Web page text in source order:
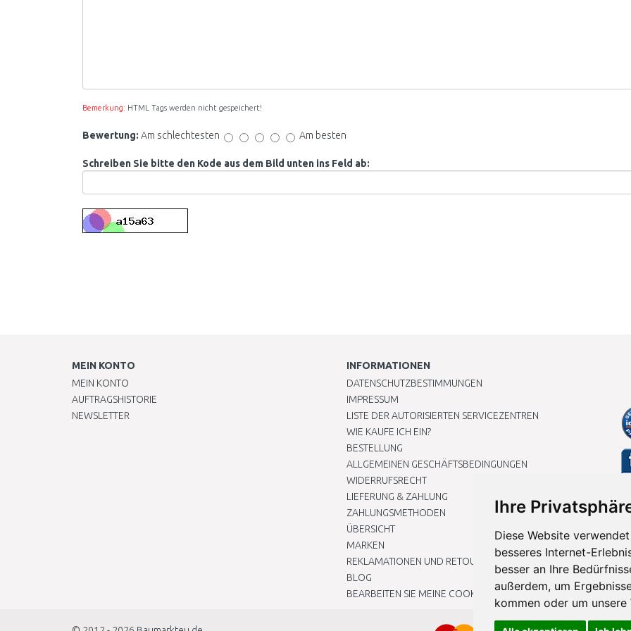
Ihre
Diese Website
besseres Internet-
besser an Ihre
außerdem, um
kommen oder um
Bemerkung: HTML Tags werden nicht gespeichert!
Bewertung: Am schlechtesten Am besten
Schreiben Sie bitte den Kode aus dem Bild unten ins Feld ab:
MEIN KONTO
MEIN KONTO
AUFTRAGSHISTORIE
NEWSLETTER
INFORMATIONEN
DATENSCHUTZBESTIMMUNGEN
IMPRESSUM
LISTE DER AUTORISIERTEN SERVICEZENTREN
WIE KAUFE ICH EIN?
BESTELLUNG
ALLGEMEINEN GESCHÄFTSBEDINGUNGEN
WIDERRUFSRECHT
LIEFERUNG & ZAHLUNG
ZAHLUNGSMETHODEN
ÜBERSICHT
MARKEN
REKLAMATIONEN UND RETOUREN
BLOG
BEARBEITEN SIE MEINE COOKIE-EINSTELLUNGEN